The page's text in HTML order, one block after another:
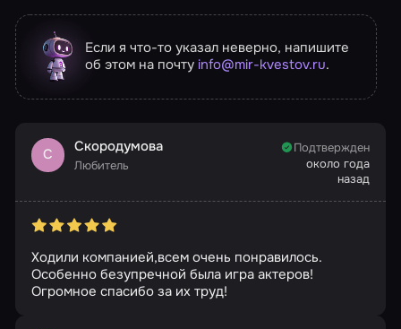
Если я что-то указал неверно, напишите
об этом на почту info@mir-kvestov.ru.
С Скородумова
Любитель
Подтвержден
около года
назад
Ходили компанией,всем очень понравилось.
Особенно безупречной была игра актеров!
Огромное спасибо за их труд!